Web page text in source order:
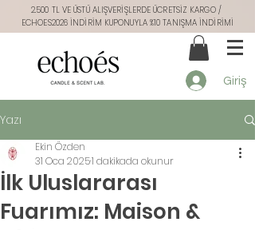
2.500 TL VE ÜSTÜ ALIŞVERİŞLERDE ÜCRETSİZ KARGO /
ECHOES2026 İNDİRİM KUPONUYLA %10 TANIŞMA İNDİRİMİ
Giriş
Yazı
İlk Uluslararası
Fuarımız: Maison &
Ekin Özden
31 Oca 20251 dakikada okunur